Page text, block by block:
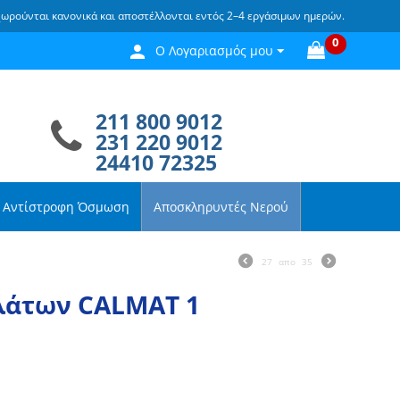
κανονικά και αποστέλλονται εντός 2–4 εργάσιμων ημερών.
0
Ο Λογαριασμός μου
211 800 9012
231 220 9012
24410 72325
Αντίστροφη Όσμωση Αποσκληρυντές Νερού
27 απο 35
CALMAT 1